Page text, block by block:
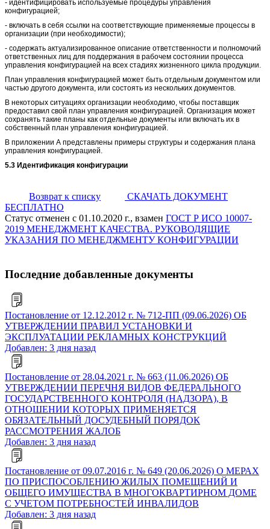
- идентифицировать используемые процедуры управления
конфигурацией;
- включать в себя ссылки на соответствующие применяемые процессы в
организации (при необходимости);
- содержать актуализированное описание ответственности и полномочий
ответственных лиц для поддержания в рабочем состоянии процесса
управления конфигурацией на всех стадиях жизненного цикла продукции.
План управления конфигурацией может быть отдельным документом или
частью другого документа, или состоять из нескольких документов.
В некоторых ситуациях организации необходимо, чтобы поставщик
предоставил свой план управления конфигурацией. Организация может
сохранять такие планы как отдельные документы или включать их в
собственный план управления конфигурацией.
В приложении А представлены примеры структуры и содержания плана
управления конфигурацией.
5.3 Идентификация конфигурации
Возврат к списку
СКАЧАТЬ ДОКУМЕНТ
БЕСПЛАТНО
Статус отменен с 01.10.2020 г., взамен ГОСТ Р ИСО 10007-
2019 МЕНЕДЖМЕНТ КАЧЕСТВА. РУКОВОДЯЩИЕ
УКАЗАНИЯ ПО МЕНЕДЖМЕНТУ КОНФИГУРАЦИИ
Последние добавленные документы
Постановление от 12.12.2012 г. № 712-ПП (09.06.2026) ОБ
УТВЕРЖДЕНИИ ПРАВИЛ УСТАНОВКИ И
ЭКСПЛУАТАЦИИ РЕКЛАМНЫХ КОНСТРУКЦИЙ
Добавлен: 3 дня назад
Постановление от 28.04.2021 г. № 663 (11.06.2026) ОБ
УТВЕРЖДЕНИИ ПЕРЕЧНЯ ВИДОВ ФЕДЕРАЛЬНОГО
ГОСУДАРСТВЕННОГО КОНТРОЛЯ (НАДЗОРА), В
ОТНОШЕНИИ КОТОРЫХ ПРИМЕНЯЕТСЯ
ОБЯЗАТЕЛЬНЫЙ ДОСУДЕБНЫЙ ПОРЯДОК
РАССМОТРЕНИЯ ЖАЛОБ
Добавлен: 3 дня назад
Постановление от 09.07.2016 г. № 649 (20.06.2026) О МЕРАХ
ПО ПРИСПОСОБЛЕНИЮ ЖИЛЫХ ПОМЕЩЕНИЙ И
ОБЩЕГО ИМУЩЕСТВА В МНОГОКВАРТИРНОМ ДОМЕ
С УЧЕТОМ ПОТРЕБНОСТЕЙ ИНВАЛИДОВ
Добавлен: 3 дня назад